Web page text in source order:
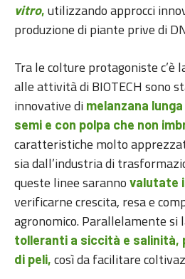
vitro, utilizzando approcci
produzione di piante prive di
Tra le colture protagoniste c’è
alle attività di BIOTECH sono
innovative di melanzana
semi e con polpa che non
caratteristiche molto
sia dall’industria di
queste linee saranno valutate
verificarne crescita, resa e
agronomico. Parallelamente si
tolleranti a siccità e salinità,
di peli, così da facilitare